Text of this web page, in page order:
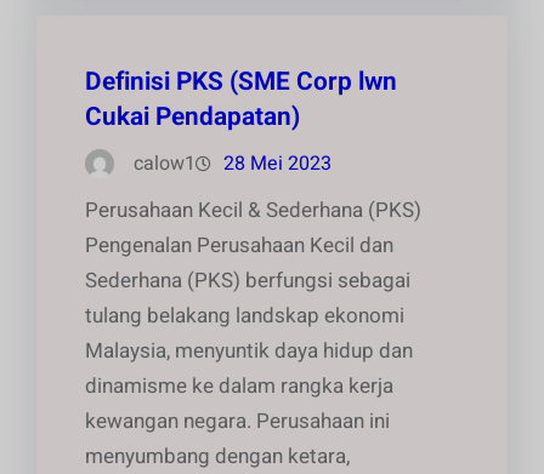
Definisi PKS (SME Corp lwn
Cukai Pendapatan)
calow1 28 Mei 2023
Perusahaan Kecil & Sederhana (PKS)
Pengenalan Perusahaan Kecil dan
Sederhana (PKS) berfungsi sebagai
tulang belakang landskap ekonomi
Malaysia, menyuntik daya hidup dan
dinamisme ke dalam rangka kerja
kewangan negara. Perusahaan ini
menyumbang dengan ketara,